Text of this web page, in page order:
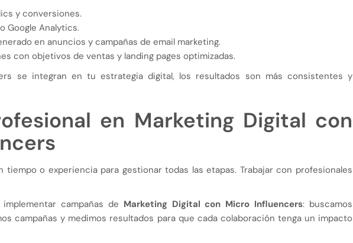
y conversiones.
Google Analytics.
en anuncios y campañas de email marketing.
con objetivos de ventas y landing pages optimizadas.
se integran en tu estrategia digital, los resultados son más consistentes y
en Marketing Digital con
tiempo o experiencia para gestionar todas las etapas. Trabajar con profesionales
campañas de Marketing Digital con Micro Influencers: buscamos
campañas y medimos resultados para que cada colaboración tenga un impacto